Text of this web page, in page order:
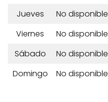
Jueves
No disponible
Viernes
No disponible
Sábado
No disponible
Domingo
No disponible